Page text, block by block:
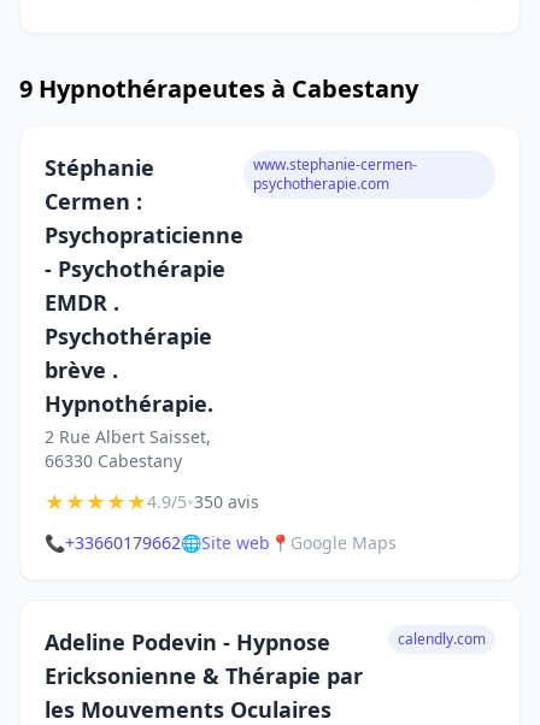
9 Hypnothérapeutes à Cabestany
Stéphanie
Cermen :
Psychopraticienne
- Psychothérapie
EMDR .
Psychothérapie
brève .
Hypnothérapie.
2 Rue Albert Saisset,
66330 Cabestany
www.stephanie-cermen-
psychotherapie.com
★★★★★4.9/5•350 avis
📞+33660179662🌐Site web 📍 Google Maps
Adeline Podevin - Hypnose
Ericksonienne & Thérapie par
les Mouvements Oculaires
calendly.com